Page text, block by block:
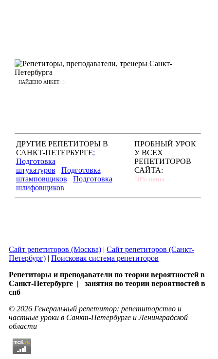
НАЙДЕНО АНКЕТ: 3
ДРУГИЕ РЕПЕТИТОРЫ В
САНКТ-ПЕТЕРБУРГЕ:
Подготовка
штукатуров
Подготовка
штамповщиков
Подготовка
шлифовщиков
ПРОБНЫЙ УРОК
У ВСЕХ
РЕПЕТИТОРОВ
САЙТА:
50% цены
Сайт репетиторов (Москва) | Сайт репетиторов (Санкт-
Петербург) | Поисковая система репетиторов
Репетиторы и преподаватели по теории вероятностей в
Санкт-Петербурге | занятия по теории вероятностей в
спб
© 2026 Генеральный репетитор: репетиторство и
частные уроки в Санкт-Петербурге и Ленинградской
области